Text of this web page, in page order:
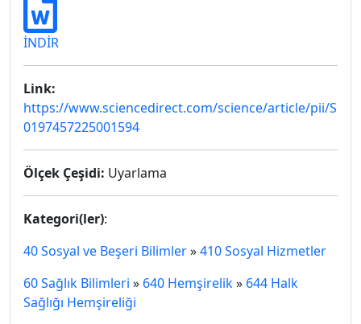
İNDİR
Link:
https://www.sciencedirect.com/science/article/pii/S
0197457225001594
Ölçek Çeşidi: Uyarlama
Kategori(ler):
40 Sosyal ve Beşeri Bilimler»410 Sosyal Hizmetler
60 Sağlık Bilimleri » 640 Hemşirelik» 644 Halk
Sağlığı Hemşireliği